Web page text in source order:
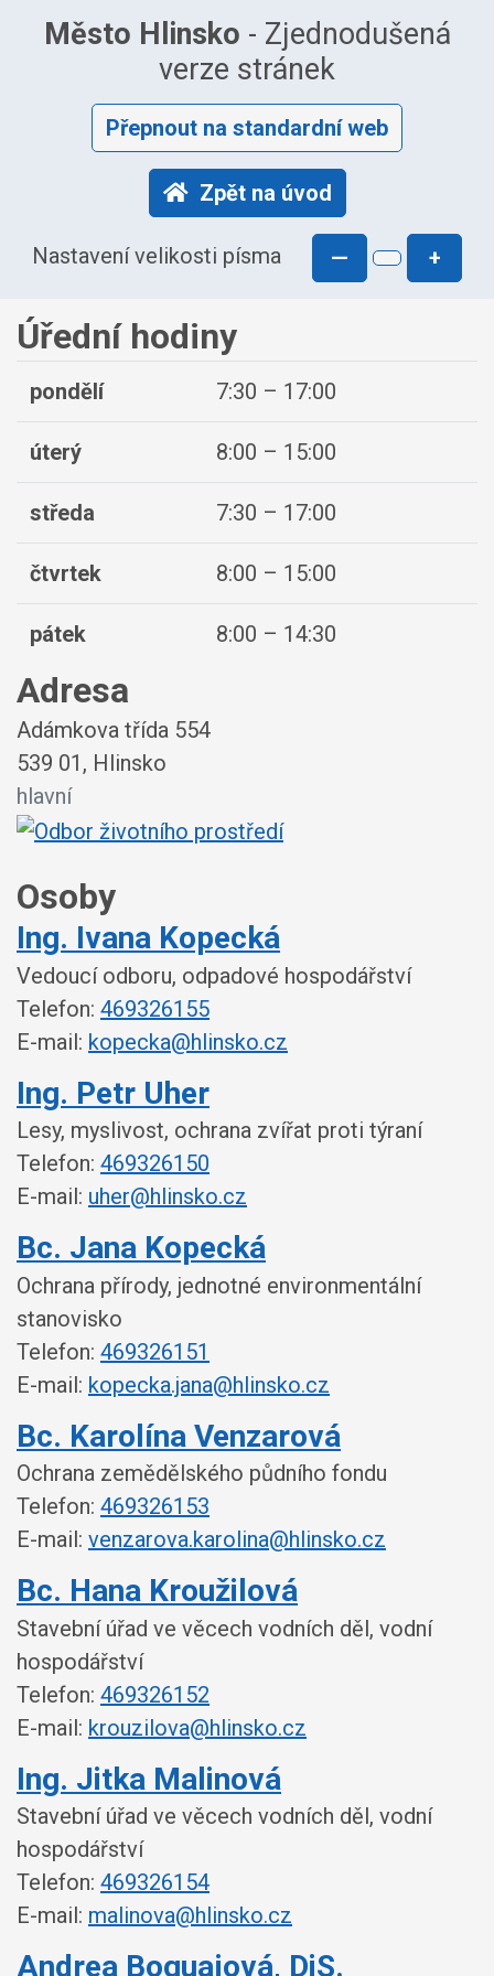
Město Hlinsko - Zjednodušená
verze stránek
Přepnout na standardní web
Zpět na úvod
Nastavení velikosti písma — +
Úřední hodiny
pondělí 7:30 – 17:00
úterý 8:00 – 15:00
středa 7:30 – 17:00
čtvrtek 8:00 – 15:00
pátek 8:00 – 14:30
Adresa
Adámkova třída 554
539 01, Hlinsko
hlavní
Osoby
Ing. Ivana Kopecká
Vedoucí odboru, odpadové hospodářství
Telefon: 469326155
E-mail: kopecka@hlinsko.cz
Ing. Petr Uher
Lesy, myslivost, ochrana zvířat proti týraní
Telefon: 469326150
E-mail: uher@hlinsko.cz
Bc. Jana Kopecká
Ochrana přírody, jednotné environmentální
stanovisko
Telefon: 469326151
E-mail: kopecka.jana@hlinsko.cz
Bc. Karolína Venzarová
Ochrana zemědělského půdního fondu
Telefon: 469326153
E-mail: venzarova.karolina@hlinsko.cz
Bc. Hana Kroužilová
Stavební úřad ve věcech vodních děl, vodní
hospodářství
Telefon: 469326152
E-mail: krouzilova@hlinsko.cz
Ing. Jitka Malinová
Stavební úřad ve věcech vodních děl, vodní
hospodářství
Telefon: 469326154
E-mail: malinova@hlinsko.cz
Andrea Boguajová, DiS.